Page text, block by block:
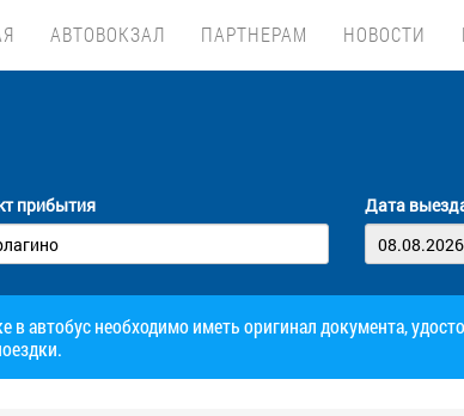
АВТОВОКЗАЛ ПАРТНЕРАМ НОВОСТИ
прибытия Дата
в автобус необходимо иметь оригинал документа,